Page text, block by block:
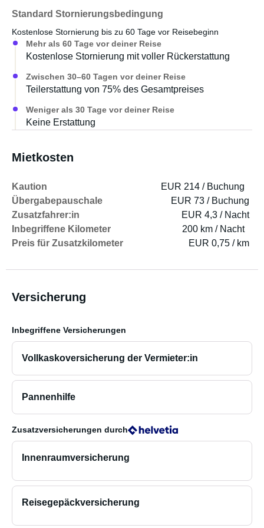
Esstisch & 2 Essstühle
Standheizung für kalte Tage
Kühlbox, Gaskocher & Veloträger auf Wunsch
---
Ob Alltag oder Urlaub – der California ist das ideale
Mit moderner Ausstattung, hochwertigen Materialien und
eigenen vier Wänden.
Standard Stornierungsbedingung
Kostenlose Stornierung bis zu 60 Tage vor Reisebeginn
Mehr als 60 Tage vor deiner Reise
Kostenlose Stornierung mit voller Rückerstattung
Zwischen 30–60 Tagen vor deiner Reise
Teilerstattung von 75% des Gesamtpreises
Weniger als 30 Tage vor deiner Reise
Keine Erstattung
Mietkosten
Kaution
EUR 214 / Buchung
Übergabepauschale
EUR 73 / Buchung
Zusatzfahrer:in
EUR 4,3 / Nacht
Inbegriffene Kilometer
200 km / Nacht
Preis für Zusatzkilometer
EUR 0,75 / km
Versicherung
Inbegriffene Versicherungen
Vollkaskoversicherung der Vermieter:in
Pannenhilfe
Zusatzversicherungen durch
Innenraumversicherung
Reisegepäckversicherung